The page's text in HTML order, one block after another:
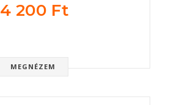
4 200 Ft
MEGNÉZEM